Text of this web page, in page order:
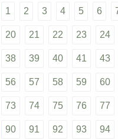
1 2 3 4 5 6
20 21 22 23 24
38 39 40 41 43
56 57 58 59 60
73 74 75 76 77
90 91 92 93 94